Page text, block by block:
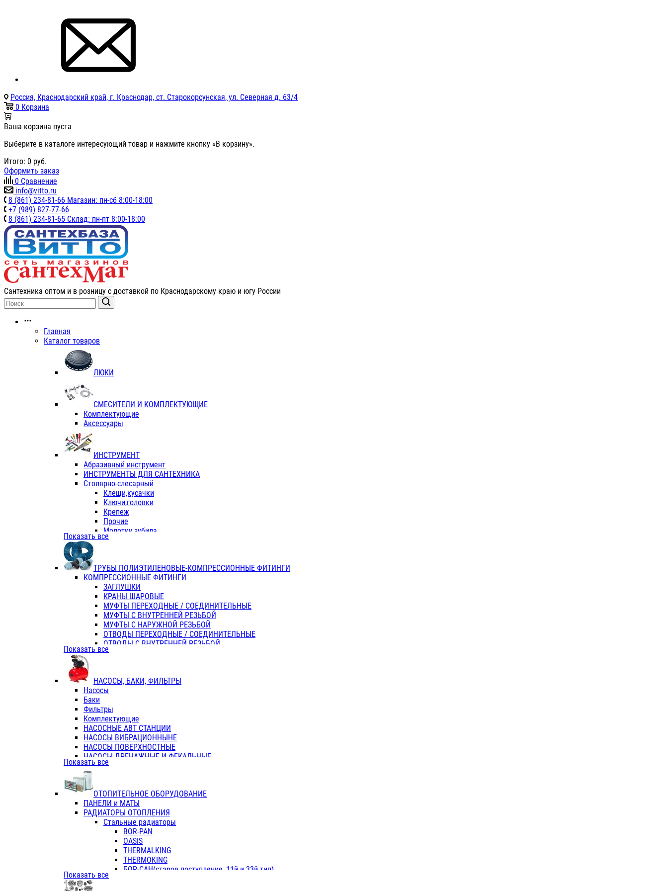
Россия, Краснодарский край, г. Краснодар, ст. Старокорсунская, ул. Северная д. 63/4
0 Корзина
Ваша корзина пуста
Выберите в каталоге интересующий товар и нажмите кнопку «В корзину».
Итого: 0 руб.
Оформить заказ
0 Сравнение
info@vitto.ru
8 (861) 234-81-66 Магазин: пн-сб 8:00-18:00
+7 (989) 827-77-66
8 (861) 234-81-65 Склад: пн-пт 8:00-18:00
Сантехника оптом и в розницу с доставкой по Краснодарскому краю и югу России
Главная
Каталог товаров
ЛЮКИ
СМЕСИТЕЛИ И КОМПЛЕКТУЮЩИЕ
Комплектующие
Аксессуары
ИНСТРУМЕНТ
Абразивный инструмент
ИНСТРУМЕНТЫ ДЛЯ САНТЕХНИКА
Столярно-слесарный
Клещи,кусачки
Ключи,головки
Крепеж
Прочие
Молотки,зубила
Пассатижи,тонкогубцы,утконосы
Отвертки
Хоз. инвентарь
ЭЛ. ИНСТРУМЕНТ OASIS
Показать все
ТРУБЫ ПОЛИЭТИЛЕНОВЫЕ-КОМПРЕССИОННЫЕ ФИТИНГИ
КОМПРЕССИОННЫЕ ФИТИНГИ
ЗАГЛУШКИ
КРАНЫ ШАРОВЫЕ
МУФТЫ ПЕРЕХОДНЫЕ / СОЕДИНИТЕЛЬНЫЕ
МУФТЫ С ВНУТРЕННЕЙ РЕЗЬБОЙ
МУФТЫ С НАРУЖНОЙ РЕЗЬБОЙ
ОТВОДЫ ПЕРЕХОДНЫЕ / СОЕДИНИТЕЛЬНЫЕ
ОТВОДЫ С ВНУТРЕННЕЙ РЕЗЬБОЙ
ОТВОДЫ С НАРУЖНОЙ РЕЗЬБОЙ
ТРОЙНИКИ ПЕРЕХОДНЫЕ / СОЕДИНИТЕЛЬНЫЕ
ТРОЙНИКИ С ВНУТРЕННЕЙ РЕЗЬБОЙ
КОЛЬЦА РЕЗИНОВЫЕ
ТРУБЫ НАПОРНЫЕ
ТРУБЫ ГОФРИРОВАННЫЕ ДВУХСЛ.
ТРУБЫ ПОЛИЭТИЛЕНОВЫЕ
Показать все
НАСОСЫ, БАКИ, ФИЛЬТРЫ
Насосы
Баки
Фильтры
Комплектующие
НАСОСНЫЕ АВТ СТАНЦИИ
НАСОСЫ ВИБРАЦИОННЫНЕ
НАСОСЫ ПОВЕРХНОСТНЫЕ
НАСОСЫ ДРЕНАЖНЫЕ И ФЕКАЛЬНЫЕ
НАСОСЫ ПОВЫСИТ и ЦИРКУЛЯЦИОННЫЕ
НАСОСЫ СКВАЖИННЫЕ
Показать все
ОТОПИТЕЛЬНОЕ ОБОРУДОВАНИЕ
ПАНЕЛИ и МАТЫ
РАДИАТОРЫ ОТОПЛЕНИЯ
Стальные радиаторы
BOR-PAN
OASIS
THERMALKING
THERMOKING
БОР-САН(старое поступление, 11й и 33й тип)
Показать все